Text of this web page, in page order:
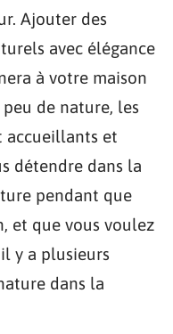
Ajouter des
avec élégance
à votre maison
de nature, les
accueillants et
détendre dans la
pendant que
et que vous voulez
y a plusieurs
dans la